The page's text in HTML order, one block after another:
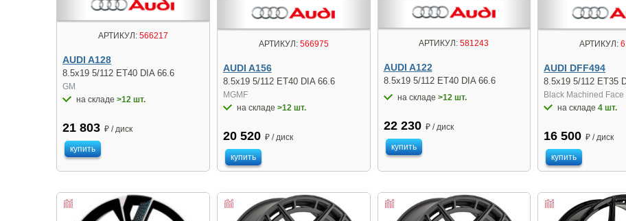
АРТИКУЛ:566217
AUDI A128
8.5x19 5/112 ET40 DIA 66.6
GM
на складе >12 шт.
21 803 ₽ / диск
купить
АРТИКУЛ:566975
AUDI A156
8.5x19 5/112 ET40 DIA 66.6
MGMF
на складе >12 шт.
20 520 ₽ / диск
купить
АРТИКУЛ: 581243
AUDI A122
8.5x19 5/112 ET40 DIA 66.6
на складе >12 шт.
22 230 ₽ / диск
купить
АРТИКУЛ:
AUDI DFF494
8.5x19 5/112 ET35
Black Machined Face
на складе4 шт.
16 500 ₽ / диск
купить